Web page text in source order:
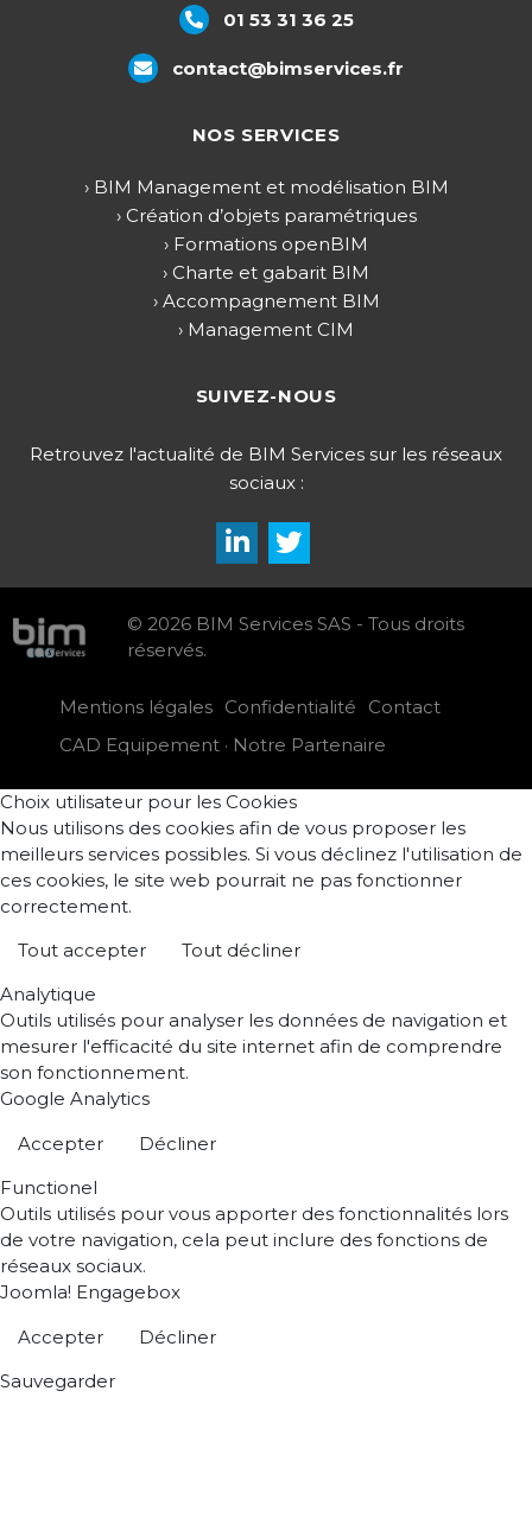
01 53 31 36 25
contact@bimservices.fr
NOS SERVICES
› BIM Management et modélisation BIM
› Création d’objets paramétriques
› Formations openBIM
› Charte et gabarit BIM
› Accompagnement BIM
› Management CIM
SUIVEZ-NOUS
Retrouvez l'actualité de BIM Services sur les réseaux
sociaux :
© 2026 BIM Services SAS - Tous droits
réservés.
Mentions légales Confidentialité
Contact
CAD Equipement · Notre Partenaire
Choix utilisateur pour les Cookies
Nous utilisons des cookies afin de vous proposer les
meilleurs services possibles. Si vous déclinez l'utilisation de
ces cookies, le site web pourrait ne pas fonctionner
correctement.
Tout accepter
Tout décliner
Analytique
Outils utilisés pour analyser les données de navigation et
mesurer l'efficacité du site internet afin de comprendre
son fonctionnement.
Google Analytics
Accepter
Décliner
Functionel
Outils utilisés pour vous apporter des fonctionnalités lors
de votre navigation, cela peut inclure des fonctions de
réseaux sociaux.
Joomla! Engagebox
Accepter
Décliner
Sauvegarder